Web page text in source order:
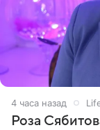
4 часа назад
Роза